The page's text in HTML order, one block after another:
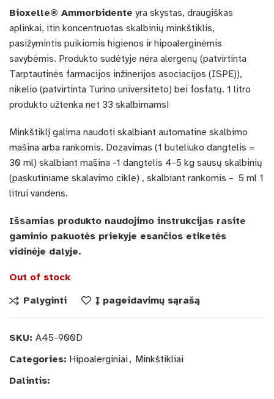
Bioxelle® Ammorbidente yra skystas, draugiškas
aplinkai, itin koncentruotas skalbinių minkštiklis,
pasižymintis puikiomis higienos ir hipoalerginėmis
savybėmis. Produkto sudėtyje nėra alergenų (patvirtinta
Tarptautinės farmacijos inžinerijos asociacijos (ISPE)),
nikelio (patvirtinta Turino universiteto) bei fosfatų. 1 litro
produkto užtenka net 33 skalbimams!
Minkštiklį galima naudoti skalbiant automatine skalbimo
mašina arba rankomis. Dozavimas (1 buteliuko dangtelis =
30 ml) skalbiant mašina -1 dangtelis 4-5 kg sausų skalbinių
(paskutiniame skalavimo cikle) , skalbiant rankomis – 5 ml 1
litrui vandens.
Išsamias produkto naudojimo instrukcijas rasite
gaminio pakuotės priekyje esančios etiketės
vidinėje dalyje.
Out of stock
Palyginti
Į pageidavimų sąrašą
SKU: A45-900D
Categories: Hipoalerginiai, Minkštikliai
Dalintis: